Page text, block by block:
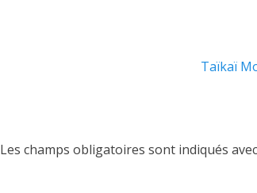
Taïkaï
Les champs obligatoires sont indiqués avec